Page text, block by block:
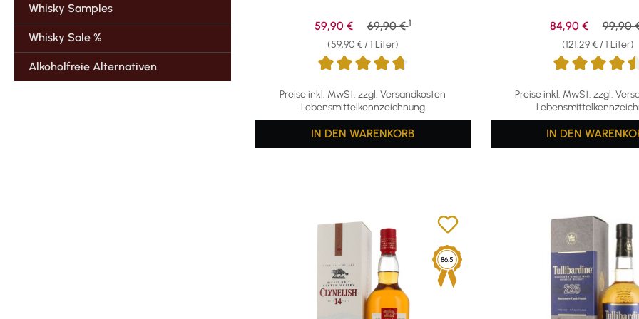
Whisky Samples
Whisky Sale %
Alkoholfreie Alternativen
Preise inkl. MwSt. zzgl. Versandkosten
Lebensmittelkennzeichnung
(59,90 € / 1 Liter)
Verkaufspreis:
59,90 € Regulärer Preis:
69,90 € 1
IN DEN WARENKORB
Preise inkl. MwSt. zzgl.
(121,29 € / 1 Liter)
Verkaufspreis:
84,90 € 99,90
IN DEN
86.5